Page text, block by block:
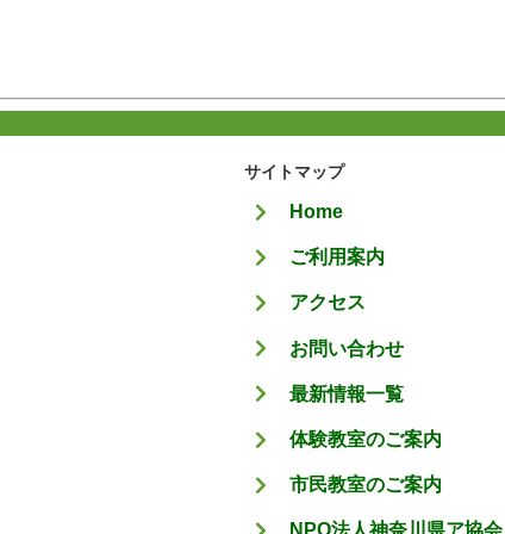
サイトマップ
Home
ご利用案内
アクセス
お問い合わせ
最新情報一覧
体験教室のご案内
市民教室のご案内